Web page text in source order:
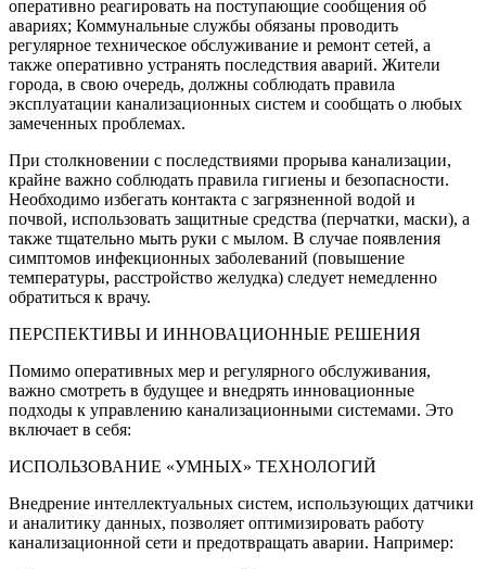
оперативно реагировать на поступающие сообщения об
авариях; Коммунальные службы обязаны проводить
регулярное техническое обслуживание и ремонт сетей, а
также оперативно устранять последствия аварий. Жители
города, в свою очередь, должны соблюдать правила
эксплуатации канализационных систем и сообщать о любых
замеченных проблемах.
При столкновении с последствиями прорыва канализации,
крайне важно соблюдать правила гигиены и безопасности.
Необходимо избегать контакта с загрязненной водой и
почвой, использовать защитные средства (перчатки, маски), а
также тщательно мыть руки с мылом. В случае появления
симптомов инфекционных заболеваний (повышение
температуры, расстройство желудка) следует немедленно
обратиться к врачу.
ПЕРСПЕКТИВЫ И ИННОВАЦИОННЫЕ РЕШЕНИЯ
Помимо оперативных мер и регулярного обслуживания,
важно смотреть в будущее и внедрять инновационные
подходы к управлению канализационными системами. Это
включает в себя:
ИСПОЛЬЗОВАНИЕ «УМНЫХ» ТЕХНОЛОГИЙ
Внедрение интеллектуальных систем, использующих датчики
и аналитику данных, позволяет оптимизировать работу
канализационной сети и предотвращать аварии. Например: